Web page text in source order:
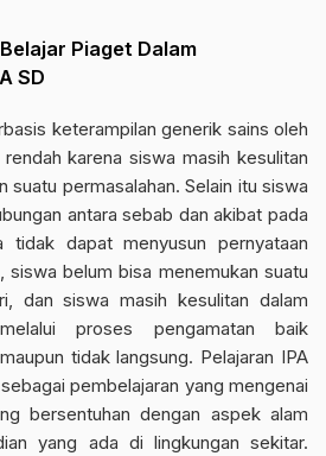
Piaget Dalam
SD
keterampilan generik sains oleh
karena siswa masih kesulitan
suatu permasalahan. Selain itu siswa
antara sebab dan akibat pada
tidak dapat menyusun pernyataan
siswa belum bisa menemukan suatu
dan siswa masih kesulitan dalam
proses pengamatan baik
tidak langsung. Pelajaran IPA
pembelajaran yang mengenai
bersentuhan dengan aspek alam
yang ada di lingkungan sekitar.